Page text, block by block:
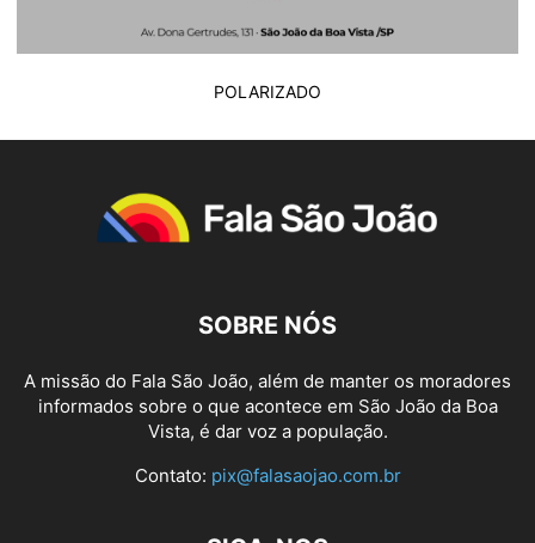
POLARIZADO
SOBRE NÓS
A missão do Fala São João, além de manter os moradores
informados sobre o que acontece em São João da Boa
Vista, é dar voz a população.
Contato: pix@falasaojao.com.br